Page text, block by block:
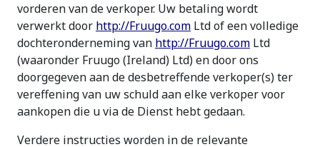
vorderen van de verkoper. Uw betaling wordt
verwerkt door http://Fruugo.com Ltd of een volledige
dochteronderneming van http://Fruugo.com Ltd
(waaronder Fruugo (Ireland) Ltd) en door ons
doorgegeven aan de desbetreffende verkoper(s) ter
vereffening van uw schuld aan elke verkoper voor
aankopen die u via de Dienst hebt gedaan.
Verdere instructies worden in de relevante